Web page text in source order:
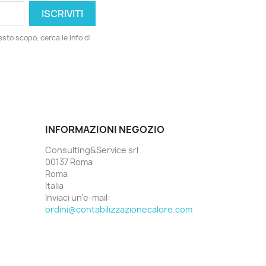
scopo, cerca le info di
INFORMAZIONI NEGOZIO
Consulting&Service srl
00137 Roma
Roma
Italia
Inviaci un'e-mail:
ordini@contabilizzazionecalore.com